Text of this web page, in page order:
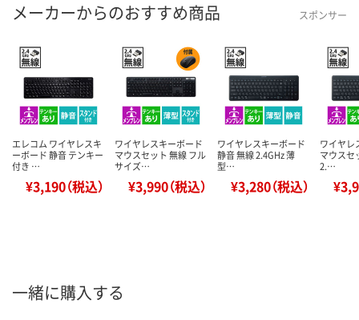
メーカーからのおすすめ商品 スポンサー
エレコム ワイヤレスキ
ーボード 静音 テンキー
付き …
¥3,190（税込）
ワイヤレスキーボード
マウスセット 無線 フル
サイズ…
¥3,990（税込）
ワイヤレスキーボード
静音 無線 2.4GHz 薄
型…
¥3,280（税込）
ワイヤレ
マウスセ
2.…
一緒に購入する